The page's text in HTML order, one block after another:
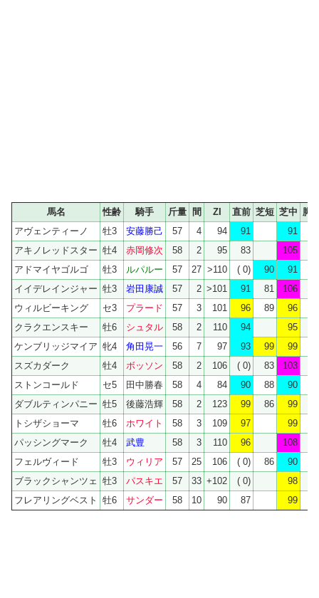
馬名 性齢 騎手 斤量 間 ZI 直前 芝短 芝中 脚
アヴェンティーノ
牡3 安藤勝己 57 4 94 91 91
アキノレッドスター 牡4 赤岡修次 58 2 95 83 105
アドマイヤゴルゴ
牡3 ルパルー 57 27 >110 ( 0) 90 91
イイデレインジャー 牡3 岩田康誠 57 2 >101 91 81 106
ウィルビーキング
セ3 プラード 57 3 101 96 89 96
クラクエンスキー
牡6 シュタル 58 2 110 94 95
ケンブリッジマイア 牝4 角田晃一 56 7 97 93 99 99
スズカダーク
牡4 ボッソン 58 2 106 ( 0) 83 103
ストンコールド
セ5 田中勝春 58 4 84 90 88 90
ダブルティンパニー 牡5 後藤浩輝 58 2 123 99 86 99
トシザショーマ
牡6 ホワイト 58 3 109 97 99
パッシングマーク
牡4 武豊 58 3 110 96 108
フェルヴィード
牡3 ウィリア 57 25 106 ( 0) 86 90
ブラックシャンツェ 牡3 パスキエ 57 33 +102 ( 0) 98
フレアリングベスト
牡6 サンダー 58 10 90 87 99